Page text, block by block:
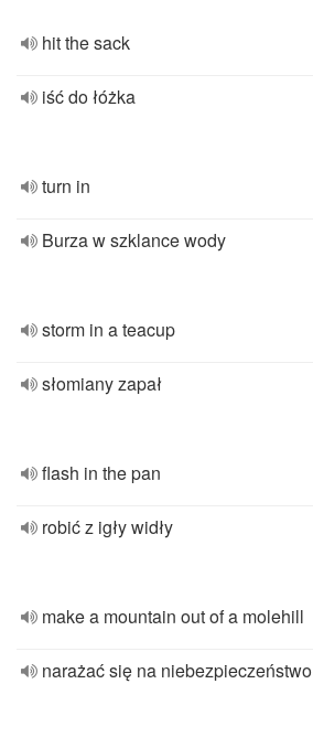
hit the sack
iść do łóżka
turn in
Burza w szklance wody
storm in a teacup
słomiany zapał
flash in the pan
robić z igły widły
make a mountain out of a molehill
narażać się na niebezpieczeństwo